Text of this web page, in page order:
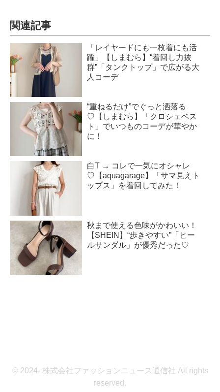
関連記事
「レイヤードにも一枚着にも活
躍」【しまむら】“着回し力抜
群”「タンクトップ」で広がる大
人コーデ
“重ねるだけ”でぐっと洒落る
♡【しまむら】「クロシェベス
ト」でいつものコーデが華やか
に！
白T → コレで一気にオシャレ
♡【aquagarage】「サマ見えト
ップス」を着回してみた！
秋まで使える色味がかわいい！
【SHEIN】“歩きやすい”「ヒー
ルサンダル」が優秀だった♡
© 2024- 株式会社ファッションニュース通信社 All rights
reserved.